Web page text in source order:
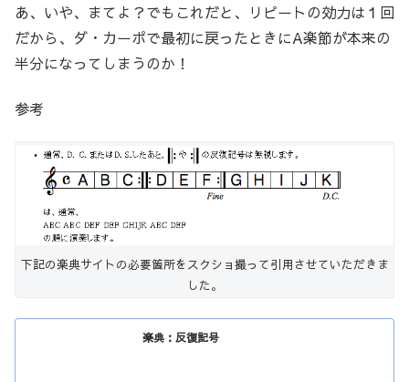
あ、いや、まてよ？でもこれだと、リピートの効力は１回
だから、ダ・カーポで最初に戻ったときにA楽節が本来の
半分になってしまうのか！
参考
下記の楽典サイトの必要箇所をスクショ撮って引用させていただきま
した。
楽典：反復記号